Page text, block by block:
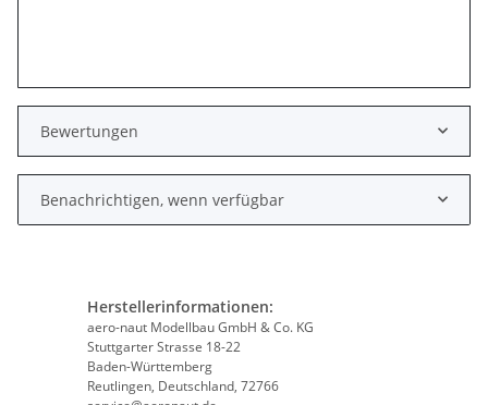
Bewertungen
Benachrichtigen, wenn verfügbar
Herstellerinformationen:
aero-naut Modellbau GmbH & Co. KG
Stuttgarter Strasse 18-22
Baden-Württemberg
Reutlingen, Deutschland, 72766